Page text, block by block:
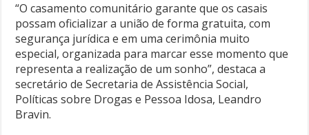
“O casamento comunitário garante que os casais
possam oficializar a união de forma gratuita, com
segurança jurídica e em uma cerimônia muito
especial, organizada para marcar esse momento que
representa a realização de um sonho”, destaca a
secretário de Secretaria de Assistência Social,
Políticas sobre Drogas e Pessoa Idosa, Leandro
Bravin.